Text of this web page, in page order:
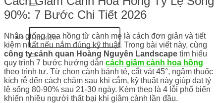
90%: 7 Bước Chi Tiết 2026
Nhân giống hoa hồng từ cành mẹ là cách đơn giản và tiết
kiệm nhất nếu nắm đúng kỹ thuật. Trong bài viết này, cùng
công ty cảnh quan Hoàng Nguyên Landscape tìm hiểu
quy trình 7 bước hướng dẫn cách giâm cành hoa hồng
theo trình tự. Từ chọn cành bánh tẻ, cắt vát 45°, ngâm thuốc
kích rễ đến cách chăm sau khi cắm, kỹ thuật này giúp đạt tỷ
lệ sống 80-90% sau 21-30 ngày. Kèm theo là 4 lỗi phổ biến
khiến nhiều người thất bại khi giâm cành lần đầu.